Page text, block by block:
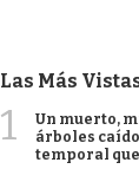
Las Más
1
Un muerto,
árboles
temporal